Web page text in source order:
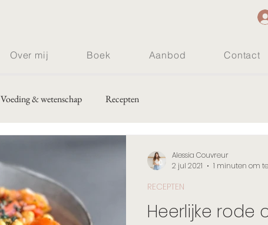
Over mij Boek Aanbod Contact
Voeding & wetenschap Recepten
Heerlijke rode
RECEPTEN
Alessia Couvreur
2 jul 2021
1 minuten om